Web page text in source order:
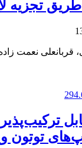
طریق تجزیه
قربانعلی نعمت
توتون